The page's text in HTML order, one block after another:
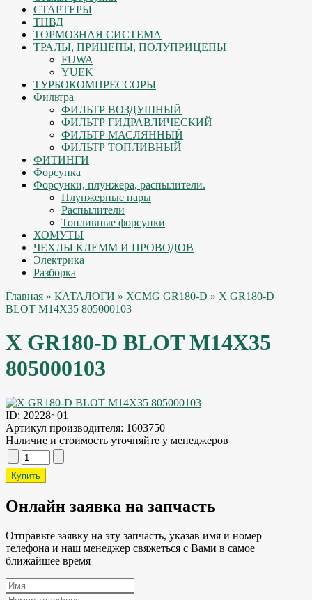
СТАРТЕРЫ
ТНВД
ТОРМОЗНАЯ СИСТЕМА
ТРАЛЫ, ПРИЦЕПЫ, ПОЛУПРИЦЕПЫ
FUWA
YUEK
ТУРБОКОМПРЕССОРЫ
Фильтра
ФИЛЬТР ВОЗДУШНЫЙ
ФИЛЬТР ГИДРАВЛИЧЕСКИЙ
ФИЛЬТР МАСЛЯННЫЙ
ФИЛЬТР ТОПЛИВНЫЙ
ФИТИНГИ
Форсунка
Форсунки, плунжера, распылители.
Плунжерные пары
Распылители
Топливные форсунки
ХОМУТЫ
ЧЕХЛЫ КЛЕММ И ПРОВОДОВ
Электрика
Разборка
Главная » КАТАЛОГИ » XCMG GR180-D » X GR180-D
BLOT M14X35 805000103
X GR180-D BLOT M14X35
805000103
ID: 20228~01
Артикул производителя: 1603750
Наличие и стоимость уточняйте у менеджеров
Онлайн заявка на запчасть
Отправьте заявку на эту запчасть, указав имя и номер
телефона и наш менеджер свяжеться с Вами в самое
ближайшее время